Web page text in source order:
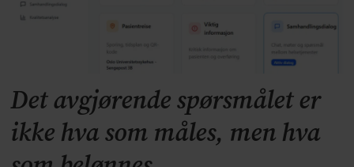
Det avgjørende spørsmålet er
ikke hva som måles, men hva